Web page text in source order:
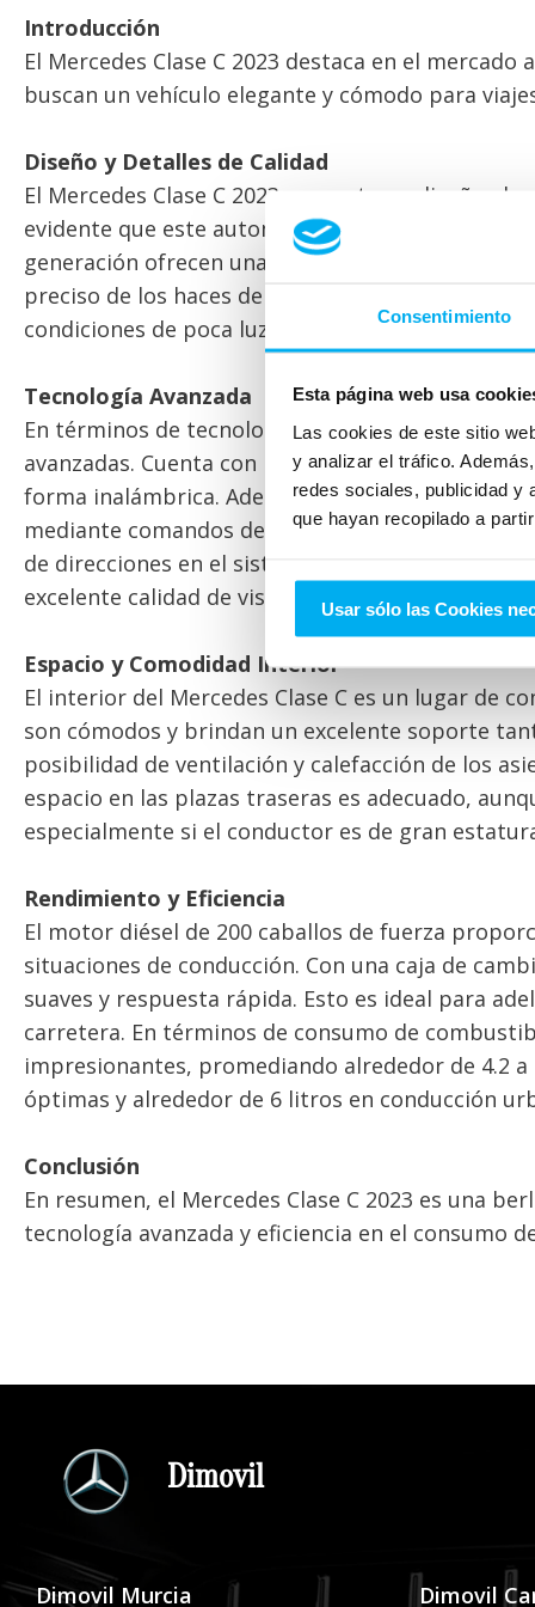
Consentimiento
Esta página web usa
Las cookies de este sitio
y analizar el tráfico.
redes sociales, publicidad y
que hayan recopilado a
Usar sólo las Cookies
Introducción
El Mercedes Clase C 2023 destaca en el
buscan un vehículo elegante y cómodo para
Diseño y Detalles de Calidad
El Mercedes Clase C 2023 presenta un diseño
evidente que este automóvil destaca por sus
generación ofrecen una iluminación
preciso de los haces de luz. Esto se traduce en
condiciones de poca luz.
Tecnología Avanzada
En términos de tecnología, el Mercedes Clase C
avanzadas. Cuenta con Mercedes Me, que
forma inalámbrica. Además, el asistente virtual
mediante comandos de voz, lo que facilita la
de direcciones en el sistema de navegación.
excelente calidad de visualización y es fácil de
Espacio y Comodidad Interior
El interior del Mercedes Clase C es un lugar de
son cómodos y brindan un excelente soporte
posibilidad de ventilación y calefacción de los
espacio en las plazas traseras es adecuado,
especialmente si el conductor es de gran
Rendimiento y Eficiencia
El motor diésel de 200 caballos de fuerza
situaciones de conducción. Con una caja de
suaves y respuesta rápida. Esto es ideal para
carretera. En términos de consumo de
impresionantes, promediando alrededor de 4.2
óptimas y alrededor de 6 litros en conducción
Conclusión
En resumen, el Mercedes Clase C 2023 es una
tecnología avanzada y eficiencia en el consumo
Dimovil
Dimovil Murcia Dimovil